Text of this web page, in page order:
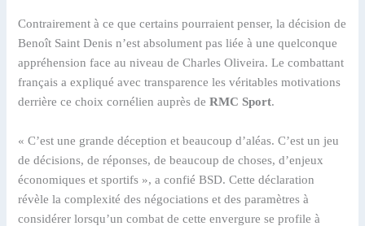
Contrairement à ce que certains pourraient penser, la décision de
Benoît Saint Denis n’est absolument pas liée à une quelconque
appréhension face au niveau de Charles Oliveira. Le combattant
français a expliqué avec transparence les véritables motivations
derrière ce choix cornélien auprès deRMC Sport.
« C’est une grande déception et beaucoup d’aléas. C’est un jeu
de décisions, de réponses, de beaucoup de choses, d’enjeux
économiques et sportifs », a confié BSD. Cette déclaration
révèle la complexité des négociations et des paramètres à
considérer lorsqu’un combat de cette envergure se profile à